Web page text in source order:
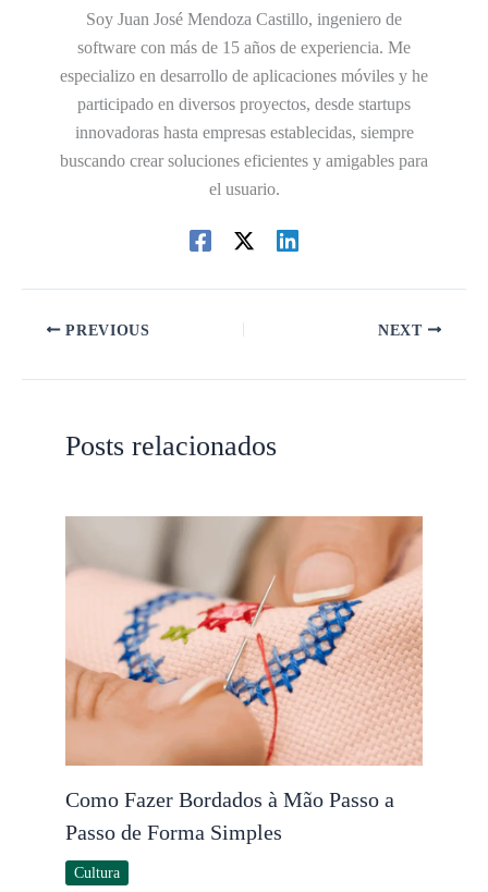
Soy Juan José Mendoza Castillo, ingeniero de
software con más de 15 años de experiencia. Me
especializo en desarrollo de aplicaciones móviles y he
participado en diversos proyectos, desde startups
innovadoras hasta empresas establecidas, siempre
buscando crear soluciones eficientes y amigables para
el usuario.
PREVIOUS NEXT
Posts relacionados
Como Fazer Bordados à Mão Passo a
Passo de Forma Simples
Cultura